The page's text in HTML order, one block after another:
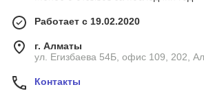
Работает с 19.02.2020
г. Алматы
ул. Егизбаева 54Б, офис 109, 202,
Контакты